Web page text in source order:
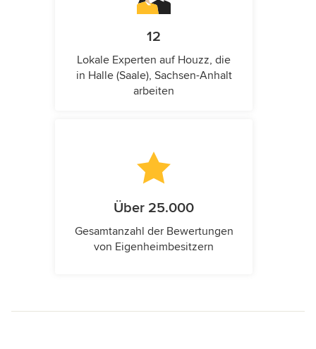
12
Lokale Experten auf Houzz, die
in Halle (Saale), Sachsen-Anhalt
arbeiten
Über 25.000
Gesamtanzahl der Bewertungen
von Eigenheimbesitzern